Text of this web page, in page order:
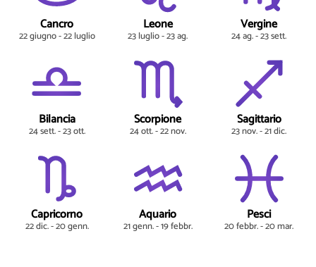
Cancro
22 giugno - 22 luglio
Leone
23 luglio - 23 ag.
Vergine
24 ag. - 23 sett.
Bilancia
24 sett. - 23 ott.
Scorpione
24 ott. - 22 nov.
Sagittario
23 nov. - 21 dic.
Capricorno
22 dic. - 20 genn.
Aquario
21 genn. - 19 febbr.
Pesci
20 febbr. - 20 mar.